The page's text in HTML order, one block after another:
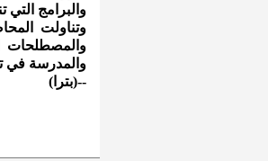
والبرامج
وتناولت
والمصطلحات
والمدرسة في
--(بترا)